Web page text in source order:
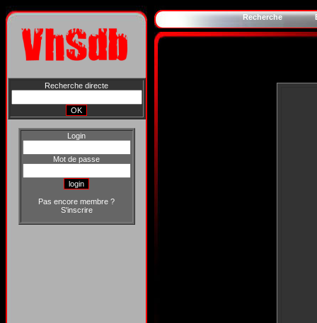
Recherche directe
Login
Mot de passe
Pas encore membre ?
S'inscrire
Recherche